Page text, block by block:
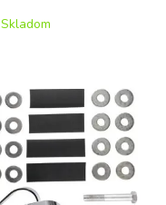
Skladom